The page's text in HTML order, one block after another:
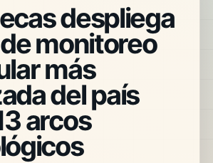
despliega
monitoreo
más
del país
arcos